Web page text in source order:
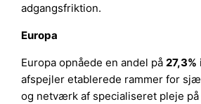
adgangsfriktion.
Europa
Europa opnåede en andel på27,3%
afspejler etablerede rammer for
og netværk af specialiseret pleje